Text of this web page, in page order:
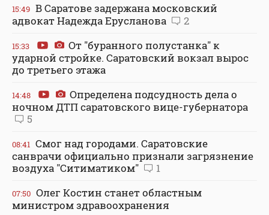
15:49 В Саратове задержана московский
адвокат Надежда Ерусланова
2
15:33
От "буранного полустанка" к
ударной стройке. Саратовский вокзал вырос
до третьего этажа
14:48
Определена подсудность дела о
ночном ДТП саратовского вице-губернатора
5
08:41 Смог над городами. Саратовские
санврачи официально признали загрязнение
воздуха "Ситиматиком"
1
07:50 Олег Костин станет областным
министром здравоохранения